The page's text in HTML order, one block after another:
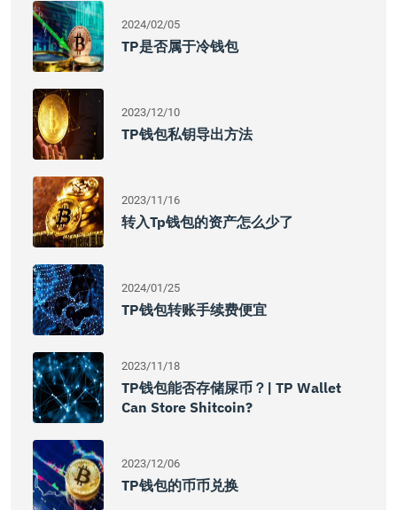
2024/02/05
TP是否属于冷钱包
2023/12/10
TP钱包私钥导出方法
2023/11/16
转入tp钱包的资产怎么少了
2024/01/25
TP钱包转账手续费便宜
2023/11/18
TP钱包能否存储屎币？| TP Wallet
Can Store Shitcoin?
2023/12/06
TP钱包的币币兑换